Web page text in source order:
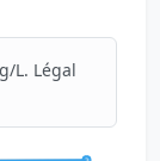
L. Légal